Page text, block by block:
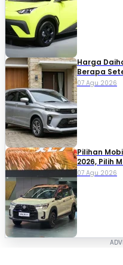
Harga
Berapa
07 Agu 2026
Pilihan
2026, Pilih
07 Agu 2026